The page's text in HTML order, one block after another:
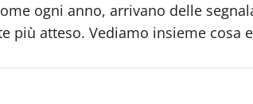
ogni anno, arrivano delle
più atteso. Vediamo insieme cosa